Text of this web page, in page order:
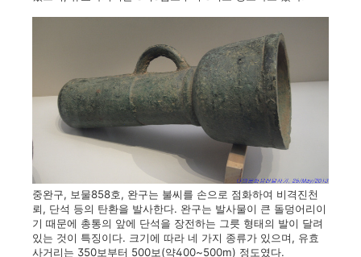
중완구, 보물858호, 완구는 불씨를 손으로 점화하여 비격진천
뢰, 단석 등의 탄환을 발사한다. 완구는 발사물이 큰 돌덩어리이
기 때문에 총통의 앞에 단석을 장전하는 그릇 형태의 발이 달려
있는 것이 특징이다. 크기에 따라 네 가지 종류가 있으며, 유효
사거리는 350보부터 500보(약400~500m) 정도였다.